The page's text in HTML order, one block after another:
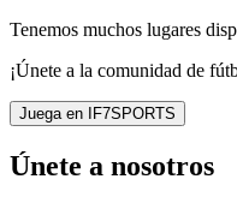
Tenemos muchos lugares
¡Únete a la comunidad de
Juega en IF7SPORTS
Únete a nosotros